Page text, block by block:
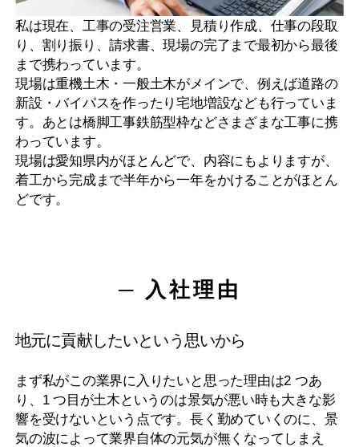
私は現在、工事の受注営業、見積り作成、仕事の段取
り、割り振り、請求書、現場の完了まで最初から最後
まで携わっています。
現場は重機土木・一般土木がメインで、例えば道路の
新設・バイパスを作ったり宅地増設なども行っていま
す。あとは橋脚工事鉄筋型枠などさまざまな工事に携
わっています。
現場は愛知県内がほとんどで、内容にもよりますが、
着工から完成まで半年から一年をかけることがほとん
どです。
─ 入社理由
地元に貢献したいという思いから
まず私がこの業界に入りたいと思った理由は2 つあ
り、1 つ目が土木というのは景気が悪い時も大きな影
響を受けないという点です。長く勤めていくのに、景
気の波によって業界自体の元気が無くなってしまえ